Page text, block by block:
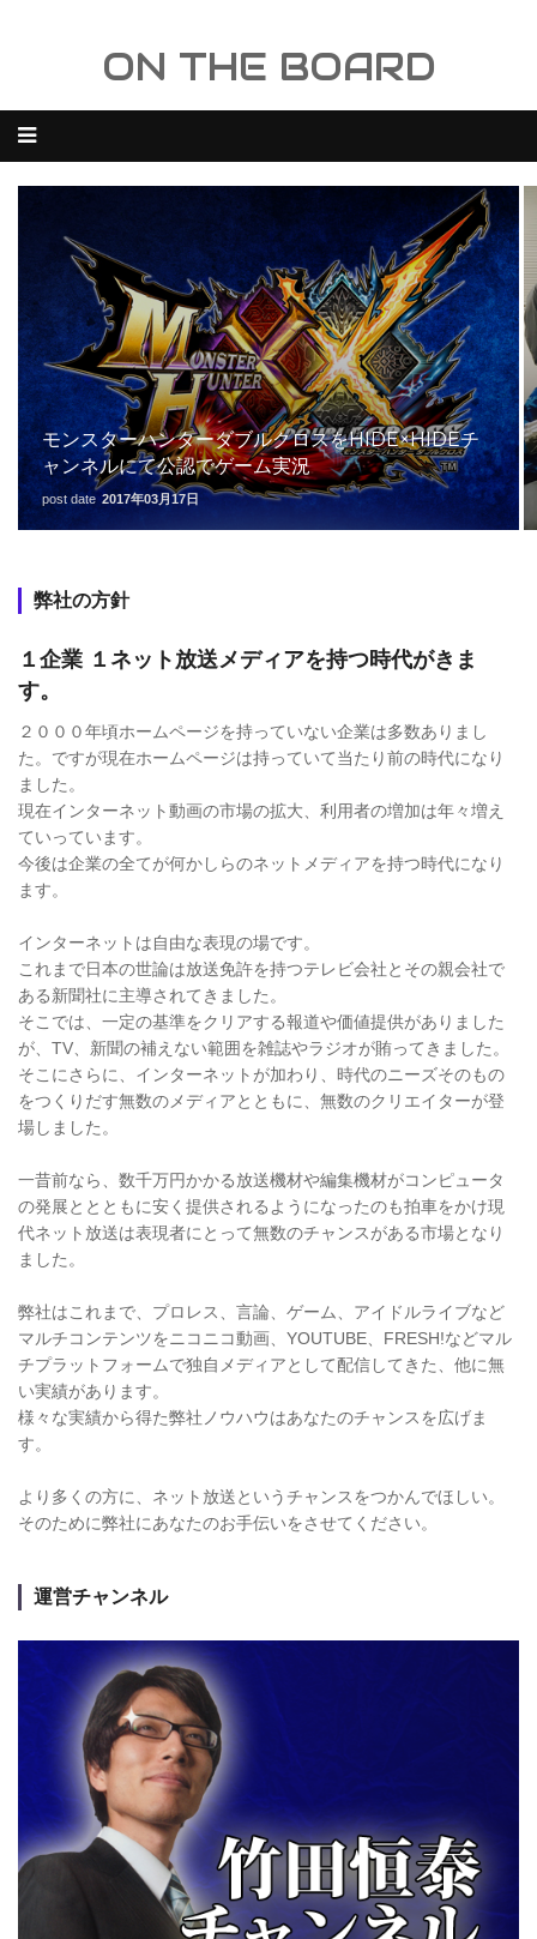
ON THE BOARD
モンスターハンターダブルクロスをHIDE×HIDEチ
ャンネルにて公認でゲーム実況
post date 2017年03月17日
弊社の方針
１企業 １ネット放送メディアを持つ時代がきま
す。
２０００年頃ホームページを持っていない企業は多数ありまし
た。ですが現在ホームページは持っていて当たり前の時代になり
ました。
現在インターネット動画の市場の拡大、利用者の増加は年々増え
ていっています。
今後は企業の全てが何かしらのネットメディアを持つ時代になり
ます。
インターネットは自由な表現の場です。
これまで日本の世論は放送免許を持つテレビ会社とその親会社で
ある新聞社に主導されてきました。
そこでは、一定の基準をクリアする報道や価値提供がありました
が、TV、新聞の補えない範囲を雑誌やラジオが賄ってきました。
そこにさらに、インターネットが加わり、時代のニーズそのもの
をつくりだす無数のメディアとともに、無数のクリエイターが登
場しました。
一昔前なら、数千万円かかる放送機材や編集機材がコンピュータ
の発展ととともに安く提供されるようになったのも拍車をかけ現
代ネット放送は表現者にとって無数のチャンスがある市場となり
ました。
弊社はこれまで、プロレス、言論、ゲーム、アイドルライブなど
マルチコンテンツをニコニコ動画、YOUTUBE、FRESH!などマル
チプラットフォームで独自メディアとして配信してきた、他に無
い実績があります。
様々な実績から得た弊社ノウハウはあなたのチャンスを広げま
す。
より多くの方に、ネット放送というチャンスをつかんでほしい。
そのために弊社にあなたのお手伝いをさせてください。
運営チャンネル